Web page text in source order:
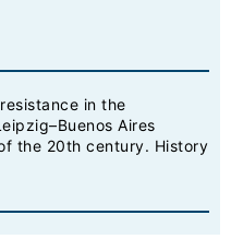
in the
Aires
the 20th century. History